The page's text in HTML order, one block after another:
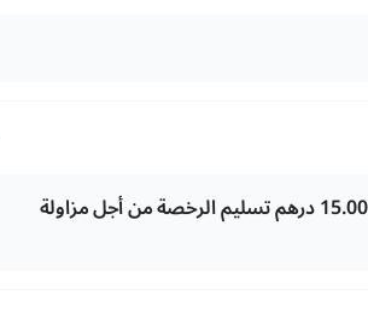
تسليم الرخصة من أجل مزاولة نشاط مؤتمن على السفن (طلب أولي)15.000 درهم تسليم الرخصة من أجل مزاولة